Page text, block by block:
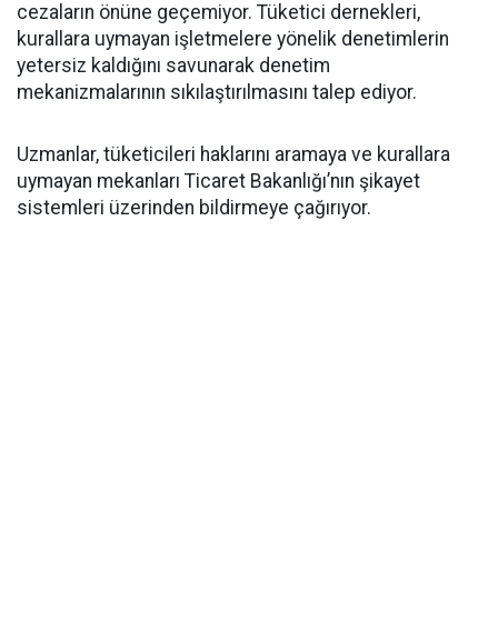
cezaların önüne geçemiyor. Tüketici dernekleri,
kurallara uymayan işletmelere yönelik denetimlerin
yetersiz kaldığını savunarak denetim
mekanizmalarının sıkılaştırılmasını talep ediyor.
Uzmanlar, tüketicileri haklarını aramaya ve kurallara
uymayan mekanları Ticaret Bakanlığı’nın şikayet
sistemleri üzerinden bildirmeye çağırıyor.